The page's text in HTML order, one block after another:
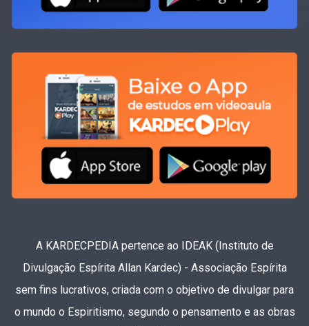
A KARDECPEDIA pertence ao IDEAK (Instituto de
Divulgação Espírita Allan Kardec) - Associação Espírita
sem fins lucrativos, criada com o objetivo de divulgar para
o mundo o Espiritismo, segundo o pensamento e as obras